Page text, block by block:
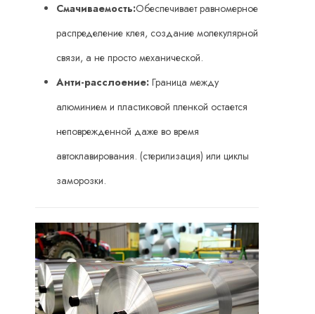
Смачиваемость:Обеспечивает равномерное
распределение клея, создание молекулярной
связи, а не просто механической.
Анти-расслоение:​ Граница между
алюминием и пластиковой пленкой остается
неповрежденной даже во время
автоклавирования. (стерилизация) или циклы
заморозки.